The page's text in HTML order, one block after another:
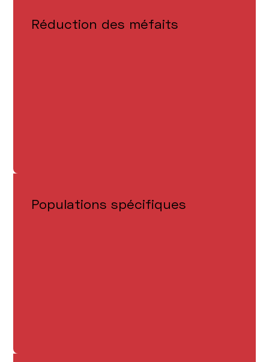
Réduction des méfaits
Populations spécifiques